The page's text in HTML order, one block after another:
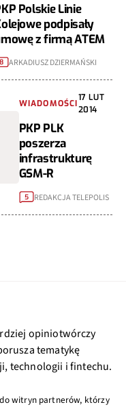
Polskie Linie
podpisały
z firmą ATEM
8 ARKADIUSZ DZIERMAŃSKI
WIADOMOŚCI
17 LUT
2014
PKP PLK
poszerza
infrastrukturę
GSM-R
5 REDAKCJA TELEPOLIS
opiniotwórczy
tematykę
technologii i fintechu.
witryn partnerów, którzy